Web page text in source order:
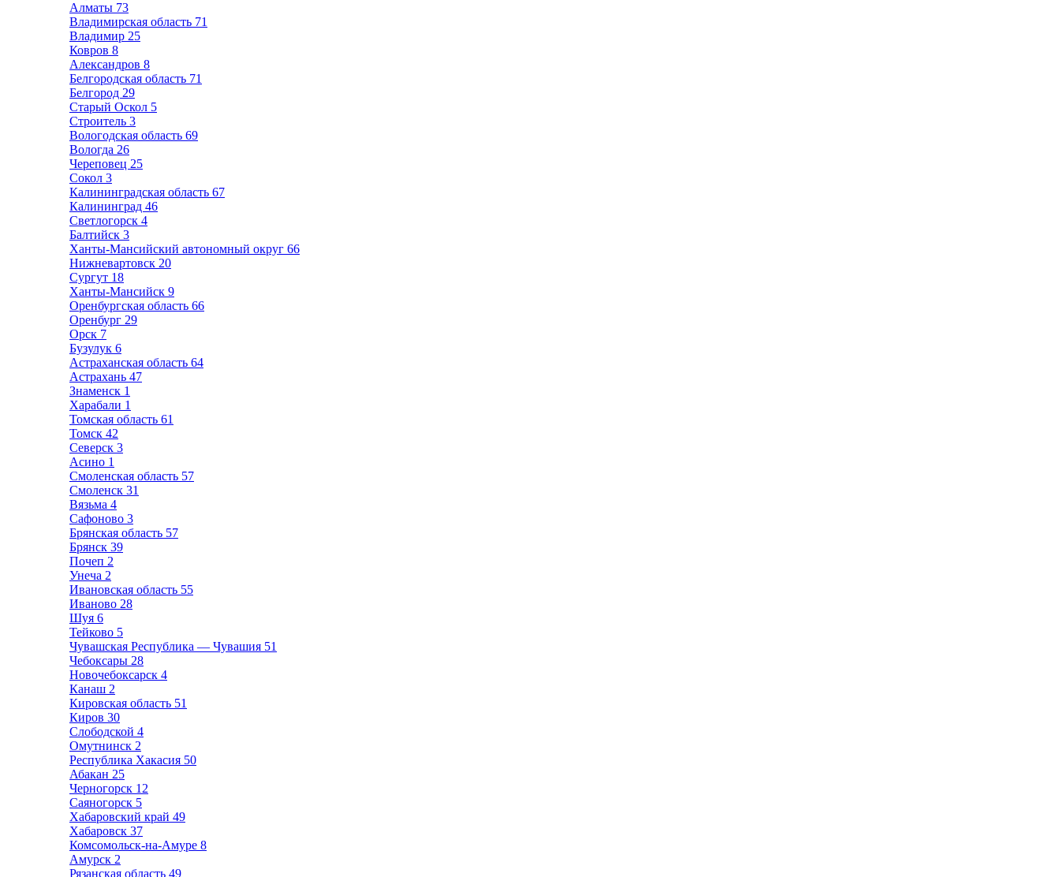
Алматы 73
Владимирская область 71
Владимир 25
Ковров 8
Александров 8
Белгородская область 71
Белгород 29
Старый Оскол 5
Строитель 3
Вологодская область 69
Вологда 26
Череповец 25
Сокол 3
Калининградская область 67
Калининград 46
Светлогорск 4
Балтийск 3
Ханты-Мансийский автономный округ 66
Нижневартовск 20
Сургут 18
Ханты-Мансийск 9
Оренбургская область 66
Оренбург 29
Орск 7
Бузулук 6
Астраханская область 64
Астрахань 47
Знаменск 1
Харабали 1
Томская область 61
Томск 42
Северск 3
Асино 1
Смоленская область 57
Смоленск 31
Вязьма 4
Сафоново 3
Брянская область 57
Брянск 39
Почеп 2
Унеча 2
Ивановская область 55
Иваново 28
Шуя 6
Тейково 5
Чувашская Республика — Чувашия 51
Чебоксары 28
Новочебоксарск 4
Канаш 2
Кировская область 51
Киров 30
Слободской 4
Омутнинск 2
Республика Хакасия 50
Абакан 25
Черногорск 12
Саяногорск 5
Хабаровский край 49
Хабаровск 37
Комсомольск-на-Амуре 8
Амурск 2
Рязанская область 49